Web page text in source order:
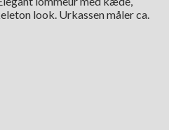
look. Urkassen måler ca.